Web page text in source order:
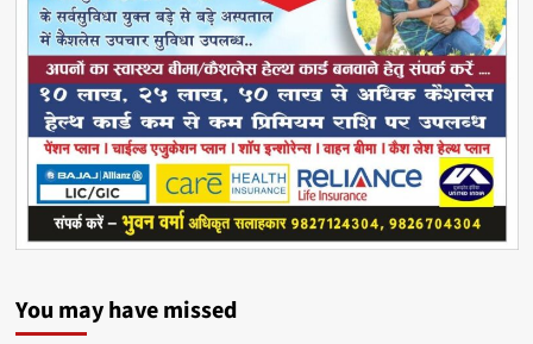
You may have missed